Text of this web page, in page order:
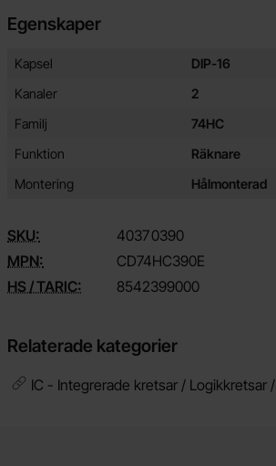
Egenskaper
Egenskaper/attribut för denna produkt
Attribut
Kapsel
DIP-16
Kanaler
2
Familj
74HC
Funktion
Räknare
Montering
Hålmonterad
SKU: 40370390
MPN:
CD74HC390E
HS / TARIC:
8542399000
Relaterade kategorier
IC - Integrerade kretsar / Logikkretsar /